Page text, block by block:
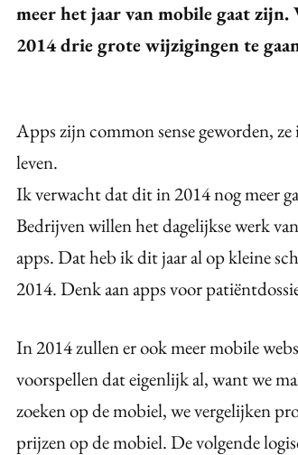
meer het jaar van mobile gaat
2014 drie grote wijzigingen te
Apps zijn common sense geworden,
leven.
Ik verwacht dat dit in 2014 nog meer
Bedrijven willen het dagelijkse werk
apps. Dat heb ik dit jaar al op kleine
2014. Denk aan apps voor
In 2014 zullen er ook meer mobile
voorspellen dat eigenlijk al, want we
zoeken op de mobiel, we vergelijken
prijzen op de mobiel. De volgende